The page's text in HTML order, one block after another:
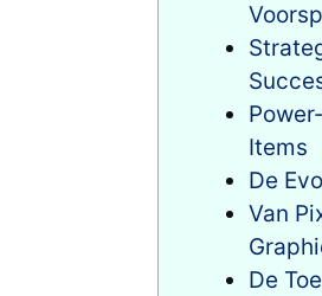
Items
De
Van
De